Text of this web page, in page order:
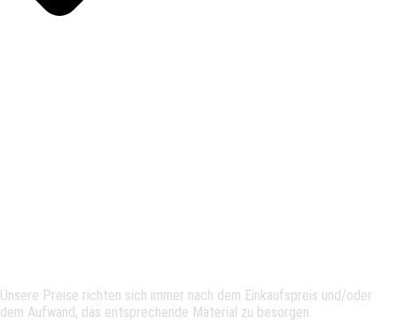
Unsere Preise richten sich immer nach dem Einkaufspreis und/oder
dem Aufwand, das entsprechende Material zu besorgen.